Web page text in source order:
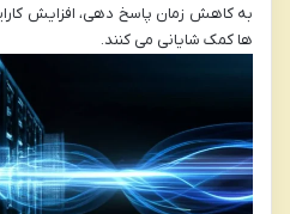
به کاهش زمان پاسخ دهی، افزایش
ها کمک شایانی می کنند.